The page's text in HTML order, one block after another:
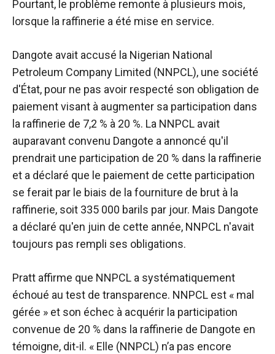
Pourtant, le problème remonte à plusieurs mois,
lorsque la raffinerie a été mise en service.
Dangote avait accusé la Nigerian National
Petroleum Company Limited (NNPCL), une société
d'État, pour ne pas avoir respecté son obligation de
paiement visant à augmenter sa participation dans
la raffinerie de 7,2 % à 20 %. La NNPCL avait
auparavant convenu Dangote a annoncé qu'il
prendrait une participation de 20 % dans la raffinerie
et a déclaré que le paiement de cette participation
se ferait par le biais de la fourniture de brut à la
raffinerie, soit 335 000 barils par jour. Mais Dangote
a déclaré qu'en juin de cette année, NNPCL n'avait
toujours pas rempli ses obligations.
Pratt affirme que NNPCL a systématiquement
échoué au test de transparence. NNPCL est « mal
gérée » et son échec à acquérir la participation
convenue de 20 % dans la raffinerie de Dangote en
témoigne, dit-il. « Elle (NNPCL) n’a pas encore